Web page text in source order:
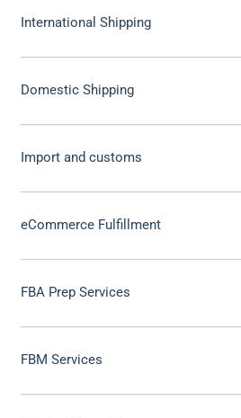
International Shipping
Domestic Shipping
Import and customs
eCommerce Fulfillment
FBA Prep Services
FBM Services